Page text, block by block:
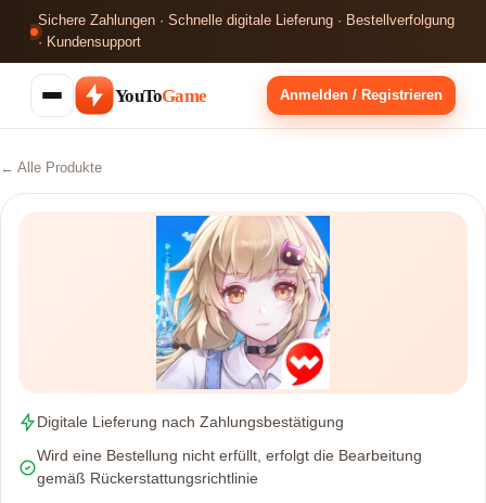
Sichere Zahlungen · Schnelle digitale Lieferung · Bestellverfolgung
· Kundensupport
YouToGame Anmelden / Registrieren
← Alle Produkte
Digitale Lieferung nach Zahlungsbestätigung
Wird eine Bestellung nicht erfüllt, erfolgt die Bearbeitung
gemäß Rückerstattungsrichtlinie